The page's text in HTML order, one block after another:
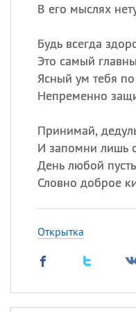
В его мыслях
Будь всегда
Это самый
Ясный ум тебя
Непременно
Принимай,
И запомни лишь
День любой
Словно доброе
Открытка